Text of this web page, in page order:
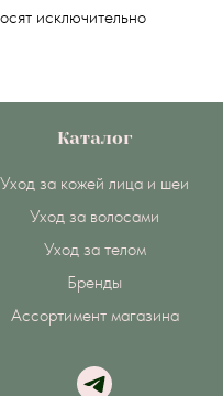
исключительно
Каталог
Уход за кожей лица и шеи
Уход за волосами
Уход за телом
Бренды
Ассортимент магазина